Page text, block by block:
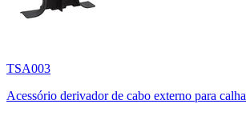
TSA003
Acessório derivador de cabo externo para calha